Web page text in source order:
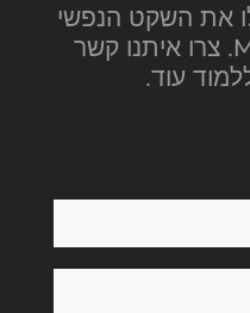
את השקט הנפשי
שמגיע לכם עם Mood. צרו איתנו קשר
עוד.